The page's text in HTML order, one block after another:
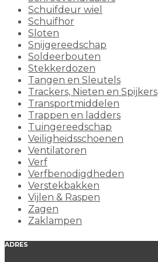
Schuifdeur wiel
Schuifhor
Sloten
Snijgereedschap
Soldeerbouten
Stekkerdozen
Tangen en Sleutels
Trackers, Nieten en Spijkers
Transportmiddelen
Trappen en ladders
Tuingereedschap
Veiligheidsschoenen
Ventilatoren
Verf
Verfbenodigdheden
Verstekbakken
Vijlen & Raspen
Zagen
Zaklampen
ADRES